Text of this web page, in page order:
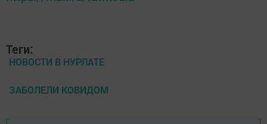
Теги:
НОВОСТИ В НУРЛАТЕ
ЗАБОЛЕЛИ КОВИДОМ